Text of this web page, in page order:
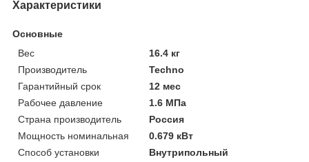
Характеристики
Основные
Вес
16.4 кг
Производитель
Techno
Гарантийный срок
12 мес
Рабочее давление
1.6 МПа
Страна производитель
Россия
Мощность номинальная
0.679 кВт
Способ установки
Внутрипольный